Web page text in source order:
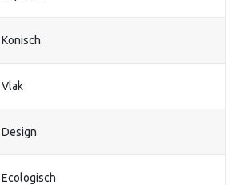
Konisch
Vlak
Design
Ecologisch